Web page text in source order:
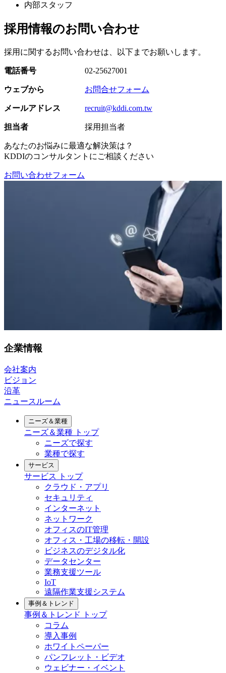
内部スタッフ
採用情報のお問い合わせ
採用に関するお問い合わせは、以下までお願いします。
電話番号 02-25627001
ウェブから お問合せフォーム
メールアドレス recruit@kddi.com.tw
担当者 採用担当者
あなたのお悩みに最適な解決策は？
KDDIのコンサルタントにご相談ください
お問い合わせフォーム
企業情報
会社案内
ビジョン
沿革
ニュースルーム
ニーズ＆業種
ニーズ＆業種 トップ
ニーズで探す
業種で探す
サービス
サービス
トップ
クラウド・アプリ
セキュリティ
インターネット
ネットワーク
オフィスのIT管理
オフィス・工場の移転・開設
ビジネスのデジタル化
データセンター
業務支援ツール
IoT
遠隔作業支援システム
事例＆トレンド
事例＆トレンド
トップ
コラム
導入事例
ホワイトペーパー
パンフレット・ビデオ
ウェビナー・イベント